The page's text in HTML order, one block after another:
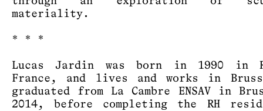
materiality.
* * *
Lucas Jardin was born in 1990 in
France, and lives and works in
graduated from La Cambre ENSAV in
2014, before completing the RH